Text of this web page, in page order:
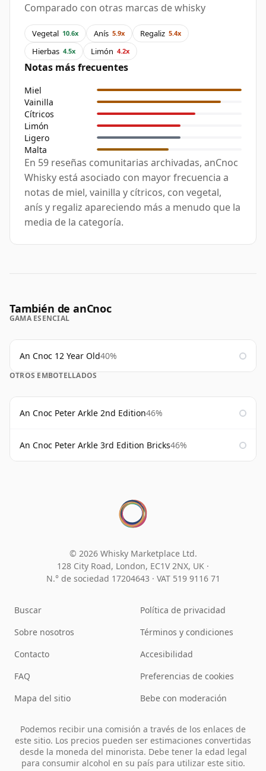
Comparado con otras marcas de whisky
Vegetal 10.6x Anís 5.9x Regaliz 5.4x
Hierbas 4.5x Limón 4.2x
Notas más frecuentes
Miel
Vainilla
Cítricos
Limón
Ligero
Malta
En 59 reseñas comunitarias archivadas, anCnoc
Whisky está asociado con mayor frecuencia a
notas de miel, vainilla y cítricos, con vegetal,
anís y regaliz apareciendo más a menudo que la
media de la categoría.
También de anCnoc
GAMA ESENCIAL
An Cnoc 12 Year Old40%
OTROS EMBOTELLADOS
An Cnoc Peter Arkle 2nd Edition46%
An Cnoc Peter Arkle 3rd Edition Bricks46%
© 2026 Whisky Marketplace Ltd.
128 City Road, London, EC1V 2NX, UK ·
N.° de sociedad 17204643 · VAT 519 9116 71
Buscar
Sobre nosotros
Contacto
FAQ
Mapa del sitio
Política de privacidad
Términos y condiciones
Accesibilidad
Preferencias de cookies
Bebe con moderación
Podemos recibir una comisión a través de los enlaces de
este sitio. Los precios pueden ser estimaciones convertidas
desde la moneda del minorista. Debe tener la edad legal
para consumir alcohol en su país para utilizar este sitio.